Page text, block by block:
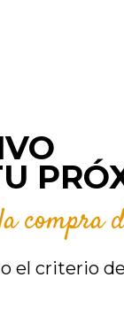
compra
el criterio